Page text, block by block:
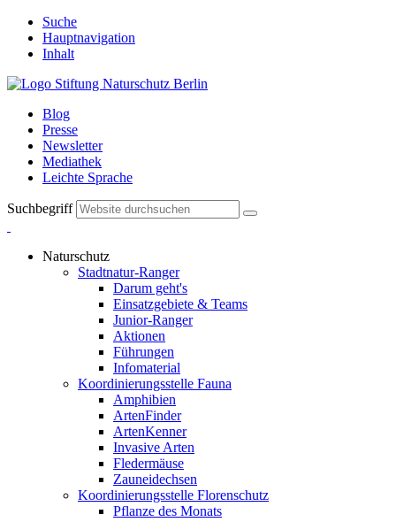
Suche
Hauptnavigation
Inhalt
Blog
Presse
Newsletter
Mediathek
Leichte Sprache
Suchbegriff
Naturschutz
Stadtnatur-Ranger
Darum geht's
Einsatzgebiete & Teams
Junior-Ranger
Aktionen
Führungen
Infomaterial
Koordinierungsstelle Fauna
Amphibien
ArtenFinder
ArtenKenner
Invasive Arten
Fledermäuse
Zauneidechsen
Koordinierungsstelle Florenschutz
Pflanze des Monats